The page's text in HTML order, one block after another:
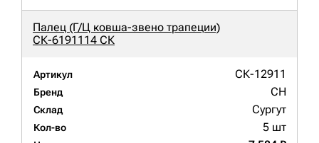
Палец (Г/Ц ковша-звено трапеции)
СК-6191114 СК
Артикул СК-12911
Бренд CH
Склад Сургут
Кол-во 5 шт